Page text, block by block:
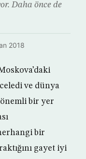
Daha önce de
2018
ve dünya
bir yer
bir
gayet iyi